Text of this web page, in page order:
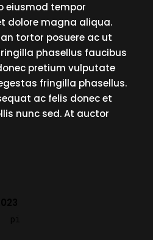
eiusmod tempor
dolore magna aliqua.
tortor posuere ac ut
phasellus faucibus
pretium vulputate
fringilla phasellus.
ac felis donec et
nunc sed. At auctor